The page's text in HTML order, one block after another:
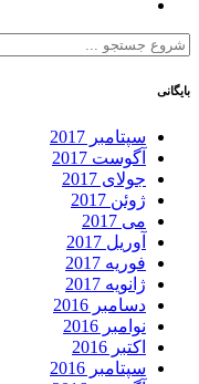
بایگانی
سپتامبر 2017
آگوست 2017
جولای 2017
ژوئن 2017
می 2017
آوریل 2017
فوریه 2017
ژانویه 2017
دسامبر 2016
نوامبر 2016
اکتبر 2016
سپتامبر 2016